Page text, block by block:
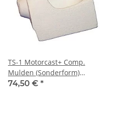
TS-1 Motorcast+ Comp.
Mulden (Sonderform)
5erPack
74,50 € *